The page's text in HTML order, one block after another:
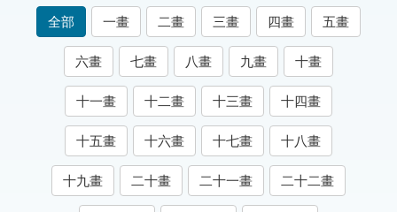
索引選單
知識索引
單字索引
生命大百科索引
遊戲專區
全部 一畫 二畫 三畫 四畫 五畫
六畫 七畫 八畫 九畫 十畫
十一畫 十二畫 十三畫 十四畫
十五畫 十六畫 十七畫 十八畫
十九畫 二十畫 二十一畫 二十二畫